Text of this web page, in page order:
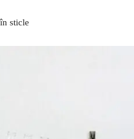
sticle